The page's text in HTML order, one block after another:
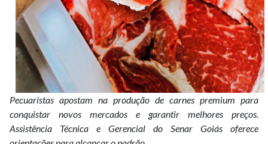
Pecuaristas apostam na produção de carnes premium para
conquistar novos mercados e garantir melhores preços.
Assistência Técnica e Gerencial do Senar Goiás oferece